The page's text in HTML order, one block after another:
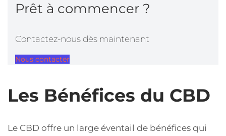
Prêt à commencer ?
Contactez-nous dès maintenant
Nous contacter
Les Bénéfices du CBD
Le CBD offre un large éventail de bénéfices qui